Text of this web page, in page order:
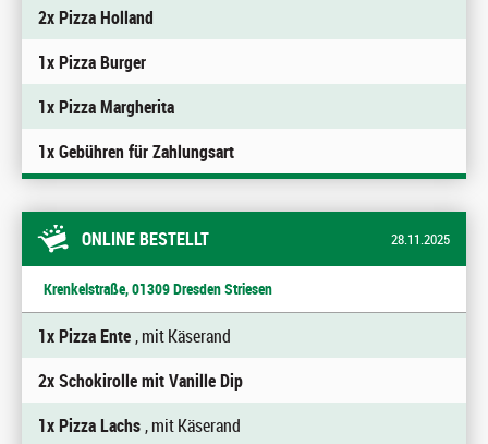
2x Pizza Holland
1x Pizza Burger
1x Pizza Margherita
1x Gebühren für Zahlungsart
ONLINE BESTELLT 28.11.2025
Krenkelstraße, 01309 Dresden Striesen
1x Pizza Ente, mit Käserand
2x Schokirolle mit Vanille Dip
1x Pizza Lachs, mit Käserand